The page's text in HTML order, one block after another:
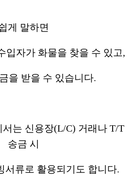
게 말하면
입자가 화물을 찾을 수 있고,
을 받을 수 있습니다.
서는 신용장(L/C) 거래나 T/T
송금 시
서류로 활용되기도 합니다.